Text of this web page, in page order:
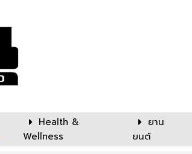
Health &
Wellness
ยาน
ยนต์